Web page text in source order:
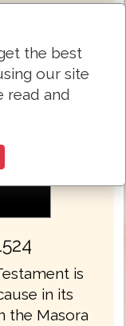
is
in its
the Masora
the best
our site
read and